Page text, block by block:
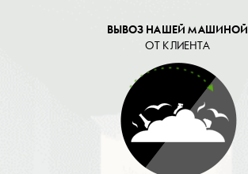
ВЫВОЗ НАШЕЙ МАШИНОЙ
ОТ КЛИЕНТА